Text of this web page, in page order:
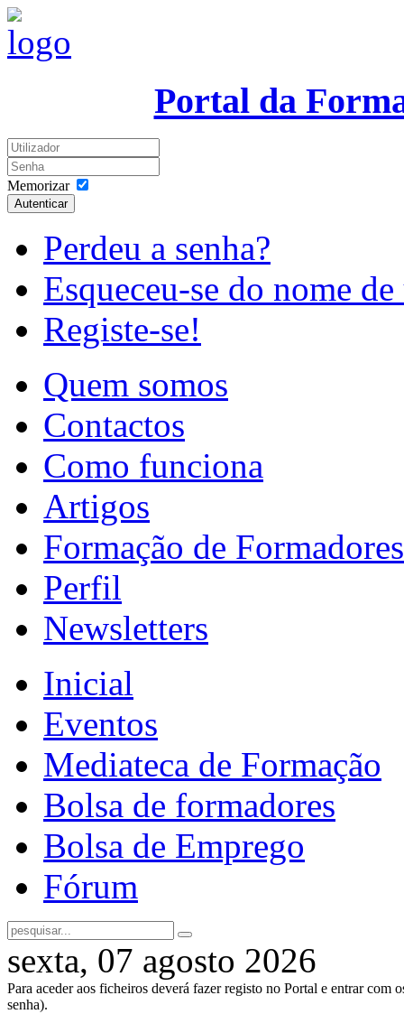
Portal da
Memorizar
Autenticar
Perdeu a senha?
Esqueceu-se do nome
Registe-se!
Quem somos
Contactos
Como funciona
Artigos
Formação de Formadores
Perfil
Newsletters
Inicial
Eventos
Mediateca de Formação
Bolsa de formadores
Bolsa de Emprego
Fórum
sexta, 07 agosto 2026
Para aceder aos ficheiros deverá fazer registo no Portal e entrar com
senha).